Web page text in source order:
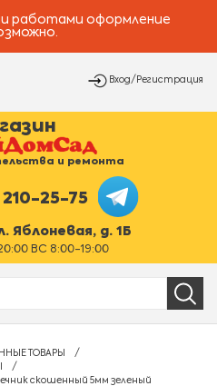
работами оформление
Вход/Регистрация
и ремонта
25-75
Яблоневая, д. 1Б
ВС 8:00-19:00
ТОВАРЫ
скошенный 5мм зеленый